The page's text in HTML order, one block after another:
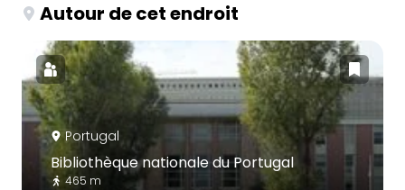
Autour de cet endroit
Portugal
Bibliothèque nationale du Portugal
465 m